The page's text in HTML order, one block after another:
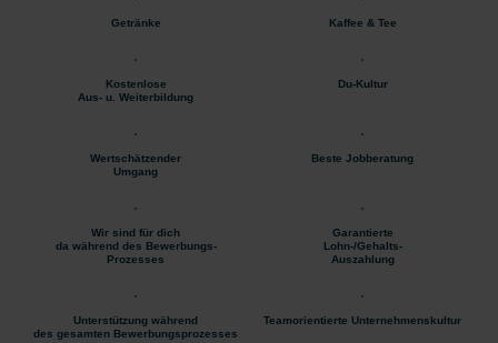
Getränke Kaffee & Tee
Kostenlose
Aus- u. Weiterbildung
Du-Kultur
Wertschätzender
Umgang
Beste Jobberatung
Wir sind für dich
da während des Bewerbungs-
Prozesses
Garantierte
Lohn-/Gehalts-
Auszahlung
Unterstützung während
des gesamten Bewerbungsprozesses
Teamorientierte Unternehmenskultur